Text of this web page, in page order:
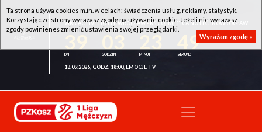
WKK ACTIVE HOTEL WROCŁAW - KSK QEMETICA NOTEĆ INOWROCŁAW
49
18.09.2026, GODZ. 18:00, EMOCJE TV
Ta strona używa cookies m.in. w celach: świadczenia usług, reklamy, statystyk.
Korzystając ze strony wyrażasz zgodę na używanie cookie. Jeżeli nie wyrażasz
zgody powinieneś zmienić ustawienia swojej przeglądarki.
Wyrażam zgodę »